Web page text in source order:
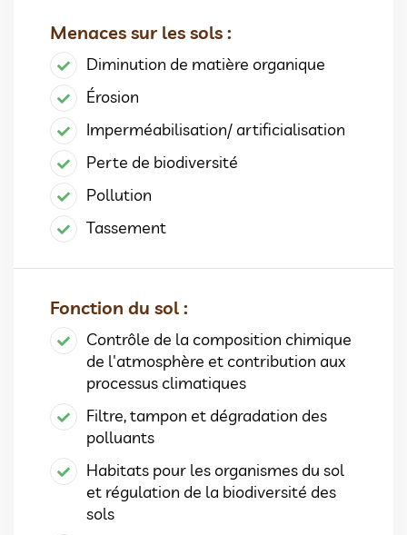
Menaces sur les sols :
Diminution de matière organique
Érosion
Imperméabilisation/ artificialisation
Perte de biodiversité
Pollution
Tassement
Fonction du sol :
Contrôle de la composition chimique
de l'atmosphère et contribution aux
processus climatiques
Filtre, tampon et dégradation des
polluants
Habitats pour les organismes du sol
et régulation de la biodiversité des
sols